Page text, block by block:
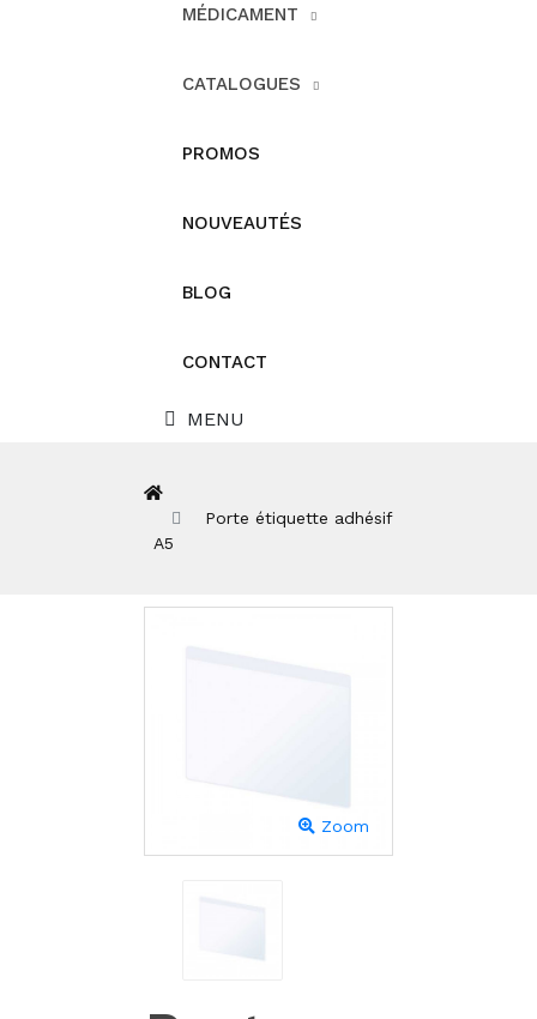
MÉDICAMENT
CATALOGUES
PROMOS
NOUVEAUTÉS
BLOG
CONTACT
MENU
Porte étiquette adhésif
A5
Zoom